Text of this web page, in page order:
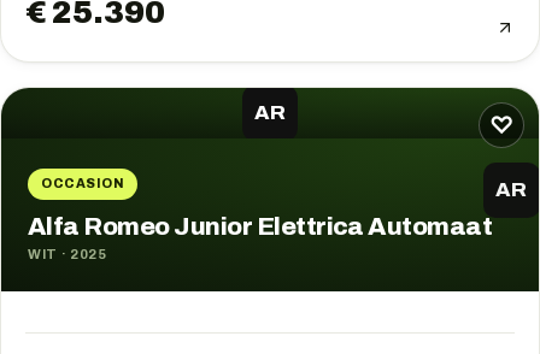
€ 25.390
♡
AR
OCCASION AR
Alfa Romeo Junior Elettrica Automaat
WIT · 2025